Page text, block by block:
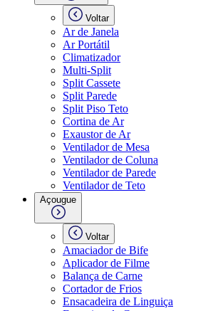
Voltar
Ar de Janela
Ar Portátil
Climatizador
Multi-Split
Split Cassete
Split Parede
Split Piso Teto
Cortina de Ar
Exaustor de Ar
Ventilador de Mesa
Ventilador de Coluna
Ventilador de Parede
Ventilador de Teto
Açougue
Voltar
Amaciador de Bife
Aplicador de Filme
Balança de Carne
Cortador de Frios
Ensacadeira de Linguiça